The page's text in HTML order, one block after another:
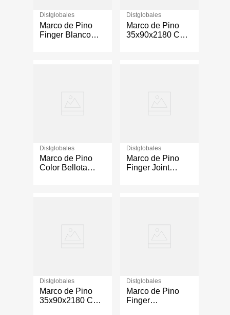
Distglobales
Marco de Pino
Finger Blanco
Distglobales
Marco de Pino
35x90x2180 Cm
Distglobales
Marco de Pino
Color Bellota
Distglobales
Marco de Pino
Finger Joint
Distglobales
Marco de Pino
35x90x2180 Cm
Distglobales
Marco de Pino
Finger